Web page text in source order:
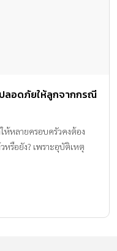
ลอดภัยให้ลูกจากกรณี
ห้หลายครอบครัวคงต้อง
รือยัง? เพราะอุบัติเหตุ